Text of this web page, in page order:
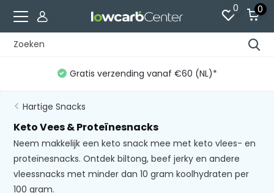
0 0
Gratis verzending vanaf €60 (NL)*
Hartige Snacks
Keto Vees & Proteïnesnacks
Neem makkelijk een keto snack mee met keto vlees- en
proteïnesnacks. Ontdek biltong, beef jerky en andere
vleessnacks met minder dan 10 gram koolhydraten per
100 gram.